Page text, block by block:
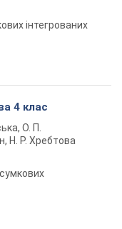
інтегрованих
4 клас
О. П.
Н. Р. Хребтова